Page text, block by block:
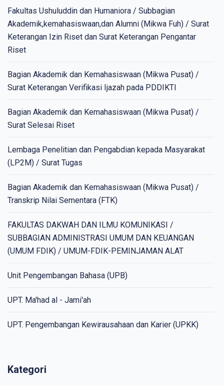
Fakultas Ushuluddin dan Humaniora / Subbagian
Akademik,kemahasiswaan,dan Alumni (Mikwa Fuh) / Surat
Keterangan Izin Riset dan Surat Keterangan Pengantar
Riset
Bagian Akademik dan Kemahasiswaan (Mikwa Pusat) /
Surat Keterangan Verifikasi Ijazah pada PDDIKTI
Bagian Akademik dan Kemahasiswaan (Mikwa Pusat) /
Surat Selesai Riset
Lembaga Penelitian dan Pengabdian kepada Masyarakat
(LP2M) / Surat Tugas
Bagian Akademik dan Kemahasiswaan (Mikwa Pusat) /
Transkrip Nilai Sementara (FTK)
FAKULTAS DAKWAH DAN ILMU KOMUNIKASI /
SUBBAGIAN ADMINISTRASI UMUM DAN KEUANGAN
(UMUM FDIK) / UMUM-FDIK-PEMINJAMAN ALAT
Unit Pengembangan Bahasa (UPB)
UPT. Ma'had al - Jami'ah
UPT. Pengembangan Kewirausahaan dan Karier (UPKK)
Kategori